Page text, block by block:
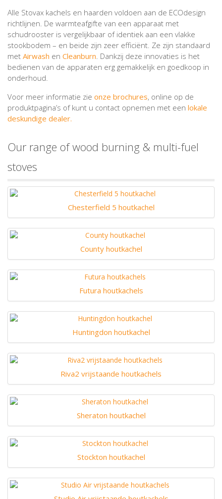
Alle Stovax kachels en haarden voldoen aan de ECOdesign
richtlijnen. De warmteafgifte van een apparaat met
schudrooster is vergelijkbaar of identiek aan een vlakke
stookbodem – en beide zijn zeer efficiënt. Ze zijn standaard
met Airwash en Cleanburn. Dankzij deze innovaties is het
bedienen van de apparaten erg gemakkelijk en goedkoop in
onderhoud.
Voor meer informatie zie onze brochures, online op de
produktpagina’s of kunt u contact opnemen met een lokale
deskundige dealer.
Our range of wood burning & multi-fuel
stoves
Chesterfield 5 houtkachel
County houtkachel
Futura houtkachels
Huntingdon houtkachel
Riva2 vrijstaande houtkachels
Sheraton houtkachel
Stockton houtkachel